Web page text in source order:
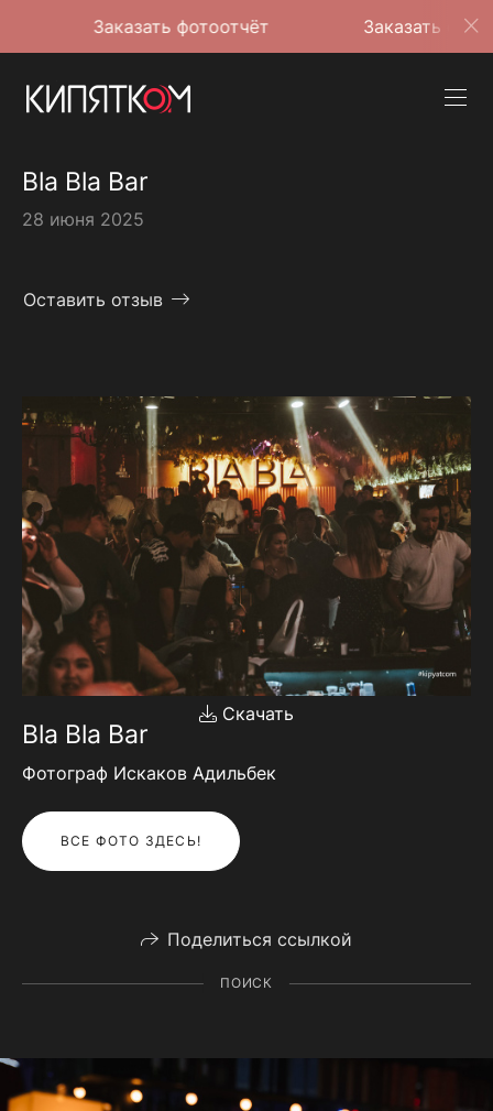
Заказать фотоотчёт Заказать фотоотчёт
Bla Bla Bar
28 июня 2025
Оставить отзыв
Скачать
Bla Bla Bar
Фотограф Искаков Адильбек
ВСЕ ФОТО ЗДЕСЬ!
Поделиться ссылкой
ПОИСК